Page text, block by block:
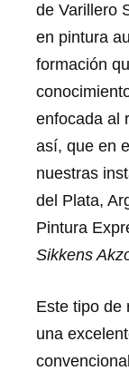
de Varillero
en pintura
formación
enfocada al
así, que en
nuestras
del Plata,
Pintura
Sikkens
Este tipo de
una